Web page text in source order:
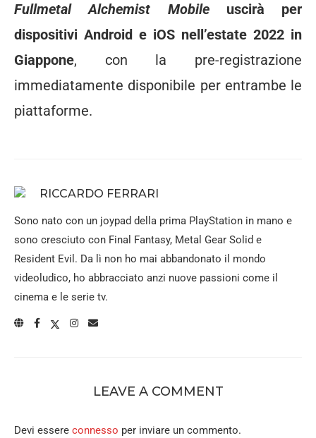
Fullmetal Alchemist Mobileuscirà per
dispositivi Android e iOS nell’estate 2022 in
Giappone, con la pre-registrazione
immediatamente disponibile per entrambe le
piattaforme.
RICCARDO FERRARI
Sono nato con un joypad della prima PlayStation in mano e
sono cresciuto con Final Fantasy, Metal Gear Solid e
Resident Evil. Da lì non ho mai abbandonato il mondo
videoludico, ho abbracciato anzi nuove passioni come il
cinema e le serie tv.
LEAVE A COMMENT
Devi essere connesso per inviare un commento.